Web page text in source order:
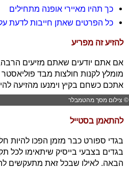
כך תהיו מאיירי אופנה מתחילים
כל הפרטים שאתן חייבות לדעת
להזיע זה מפריע
אם אתם יודעים שאתם מזיעים
מומלץ לקנות חולצות מבד
אתכם כשחם בקיץ וימנעו מהזיעה
© צילום מסך מהטמבלר
להתאמן בסטייל
בגדי ספורט כבר מזמן הפכו להיות
בגדים בצבעי בייסיק שיתאימו לכל
הבאה. לאילו שבכל זאת מתעקשים